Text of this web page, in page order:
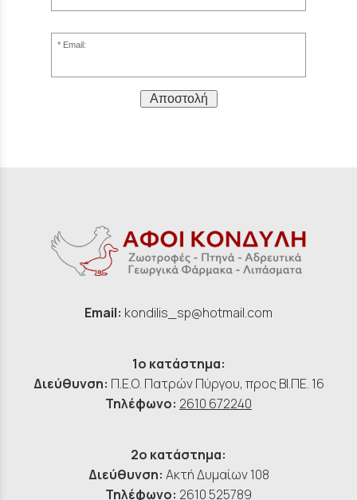
Email:
Αποστολή
Email: kondilis_sp@hotmail.com
1ο κατάστημα:
Διεύθυνση: Π.Ε.Ο. Πατρών Πύργου, προς ΒΙ.ΠΕ. 16
Τηλέφωνο: 2610 672240
2ο κατάστημα:
Διεύθυνση: Ακτή Δυμαίων 108
Τηλέφωνο: 2610 525789